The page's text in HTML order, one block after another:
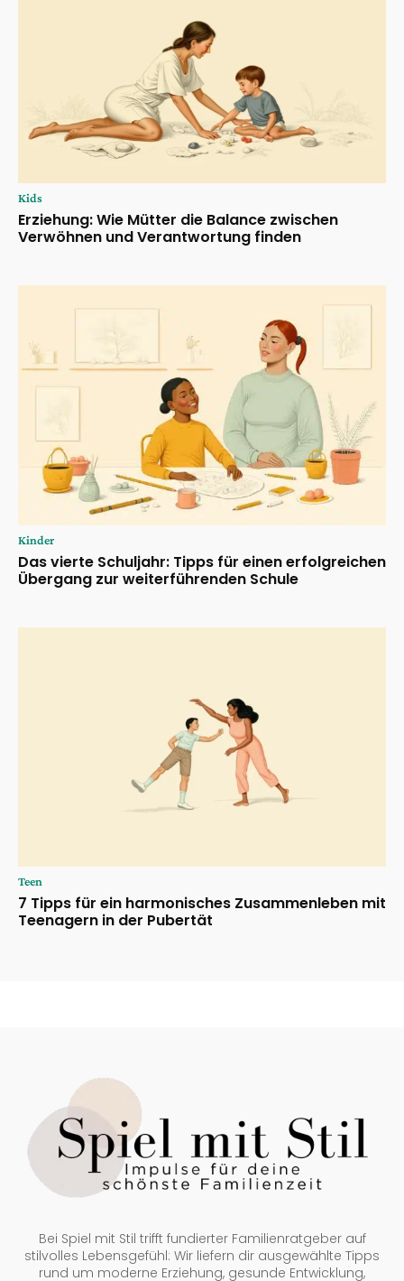
Kids
Erziehung: Wie Mütter die Balance zwischen
Verwöhnen und Verantwortung finden
Kinder
Das vierte Schuljahr: Tipps für einen erfolgreichen
Übergang zur weiterführenden Schule
Teen
7 Tipps für ein harmonisches Zusammenleben mit
Teenagern in der Pubertät
Bei Spiel mit Stil trifft fundierter Familienratgeber auf
stilvolles Lebensgefühl: Wir liefern dir ausgewählte Tipps
rund um moderne Erziehung, gesunde Entwicklung,